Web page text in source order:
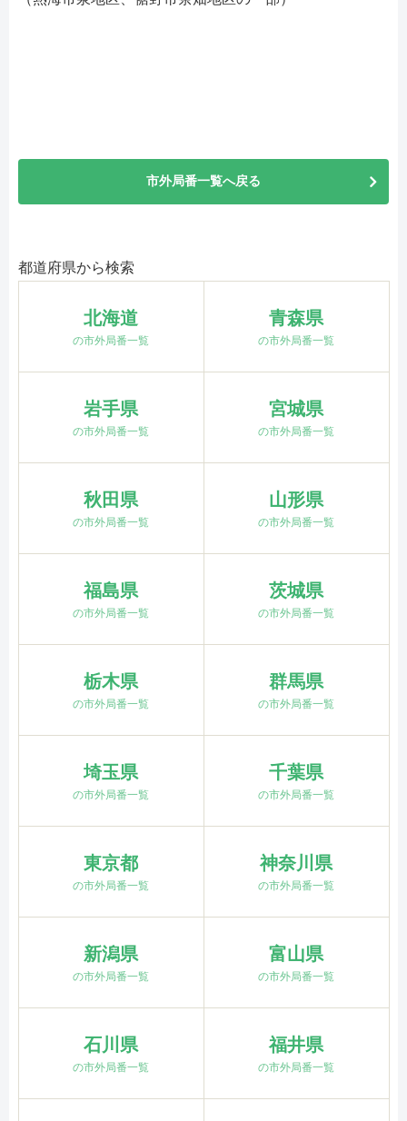
市外局番一覧へ戻る
都道府県から検索
北海道
の市外局番一覧
青森県
の市外局番一覧
岩手県
の市外局番一覧
宮城県
の市外局番一覧
秋田県
の市外局番一覧
山形県
の市外局番一覧
福島県
の市外局番一覧
茨城県
の市外局番一覧
栃木県
の市外局番一覧
群馬県
の市外局番一覧
埼玉県
の市外局番一覧
千葉県
の市外局番一覧
東京都
の市外局番一覧
神奈川県
の市外局番一覧
新潟県
の市外局番一覧
富山県
の市外局番一覧
石川県
の市外局番一覧
福井県
の市外局番一覧